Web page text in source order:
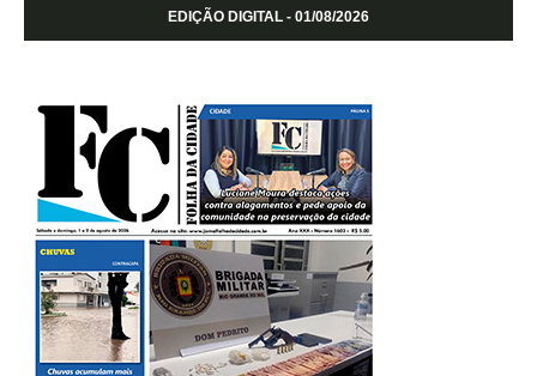
EDIÇÃO DIGITAL - 01/08/2026